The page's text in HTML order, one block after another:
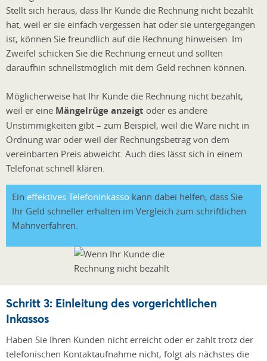
Stellt sich heraus, dass Ihr Kunde die Rechnung nicht bezahlt
hat, weil er sie einfach vergessen hat oder sie untergegangen
ist, können Sie freundlich auf die Rechnung hinweisen. Im
Zweifel schicken Sie die Rechnung erneut und sollten
daraufhin schnellstmöglich mit dem Geld rechnen können.
Möglicherweise hat Ihr Kunde die Rechnung nicht bezahlt,
weil er eine Mängelrüge anzeigt oder es andere
Unstimmigkeiten gibt – zum Beispiel, weil die Ware nicht in
Ordnung war oder weil der Rechnungsbetrag von dem
vereinbarten Preis abweicht. Auch dies lässt sich in einem
Telefonat schnell klären.
Ein effektives Telefoninkasso kann dabei helfen, dass Sie
Ihr Geld schneller erhalten im Vergleich zum schriftlichen
Mahnverfahren.
Schritt 3: Einleitung des vorgerichtlichen
Inkassos
Haben Sie Ihren Kunden nicht erreicht oder er zahlt trotz der
telefonischen Kontaktaufnahme nicht, folgt als nächstes die